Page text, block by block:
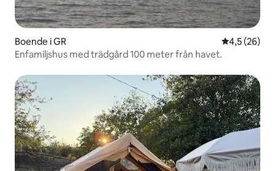
Boende i GR 4,5 av 5 i
4,5 (26)
Enfamiljshus med trädgård 100 meter från havet.